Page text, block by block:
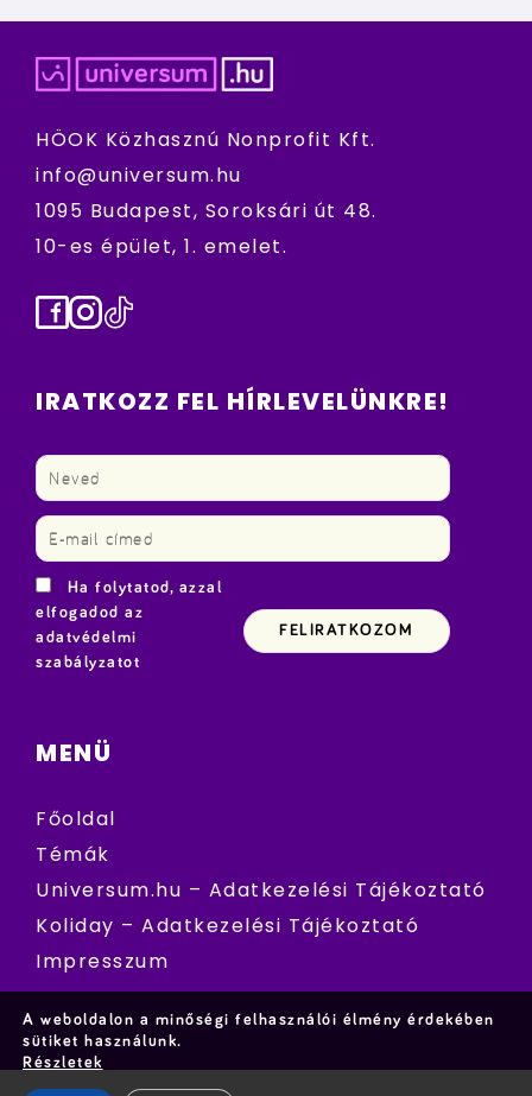
HÖOK Közhasznú Nonprofit Kft.
info@universum.hu
1095 Budapest, Soroksári út 48.
10-es épület, 1. emelet.
Facebook
Instagram
TikTok
IRATKOZZ FEL HÍRLEVELÜNKRE!
Ha folytatod, azzal
elfogadod az
adatvédelmi
szabályzatot
MENÜ
Főoldal
Témák
Universum.hu – Adatkezelési Tájékoztató
Koliday – Adatkezelési Tájékoztató
Impresszum
A weboldalon a minőségi felhasználói élmény érdekében
sütiket használunk.
Részletek